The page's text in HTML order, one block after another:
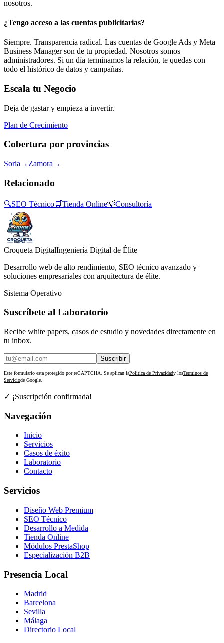
nosotros.
¿Tengo acceso a las cuentas publicitarias?
Siempre. Transparencia radical. Las cuentas de Google Ads y Meta
Business Manager son de tu propiedad. Nosotros somos
administradores. Si un día terminamos la relación, te quedas con
todo el histórico de datos y campañas.
Escala tu Negocio
Deja de gastar y empieza a invertir.
Plan de Crecimiento
Cobertura por provincias
Soria → Zamora →
Relacionado
🔍SEO Técnico🛒Tienda Online💡Consultoría
Croqueta DigitalIngeniería Digital de Élite
Desarrollo web de alto rendimiento, SEO técnico avanzado y
soluciones empresariales con arquitectura de élite.
Sistema Operativo
Suscríbete al Laboratorio
Recibe white papers, casos de estudio y novedades directamente en
tu inbox.
Suscribir
Este formulario esta protegido por reCAPTCHA. Se aplican laPolitica de Privacidady losTerminos de
Serviciode Google.
✓ ¡Suscripción confirmada!
Navegación
Inicio
Servicios
Casos de éxito
Laboratorio
Contacto
Servicios
Diseño Web Premium
SEO Técnico
Desarrollo a Medida
Tienda Online
Módulos PrestaShop
Especialización B2B
Presencia Local
Madrid
Barcelona
Sevilla
Málaga
Directorio Local